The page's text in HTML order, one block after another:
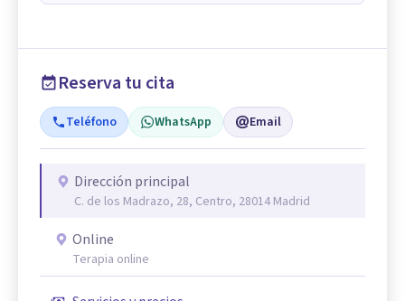
Reserva tu cita
Teléfono WhatsApp Email
Dirección principal
C. de los Madrazo, 28, Centro, 28014 Madrid
Online
Terapia online